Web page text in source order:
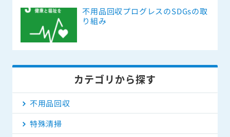
不用品回収プログレスのSDGsの取
り組み
カテゴリから探す
不用品回収
特殊清掃